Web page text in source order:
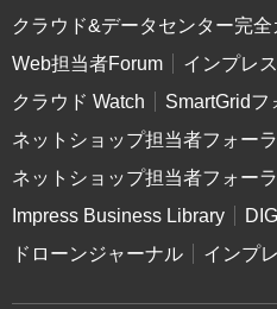
クラウド&データセンター完全
Web担当者Forum
インプレ
クラウド Watch
SmartGridフ
ネットショップ担当者フォー
ネットショップ担当者フォー
Impress Business Library
ドローンジャーナル
インプ